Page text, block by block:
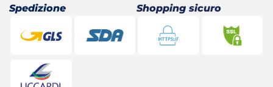
Spedizione Shopping sicuro